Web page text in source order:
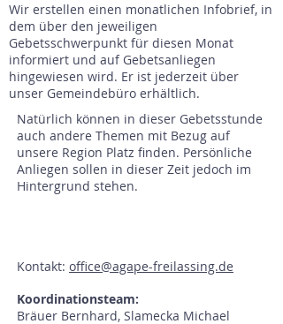
Wir erstellen einen monatlichen Infobrief, in
dem über den jeweiligen
Gebetsschwerpunkt für diesen Monat
informiert und auf Gebetsanliegen
hingewiesen wird. Er ist jederzeit über
unser Gemeindebüro erhältlich.
Natürlich können in dieser Gebetsstunde
auch andere Themen mit Bezug auf
unsere Region Platz finden. Persönliche
Anliegen sollen in dieser Zeit jedoch im
Hintergrund stehen.
Kontakt: office@agape-freilassing.de
​Koordinationsteam:
Bräuer Bernhard, Slamecka Michael